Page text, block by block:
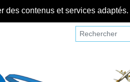
des contenus et services adaptés.